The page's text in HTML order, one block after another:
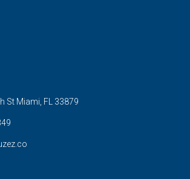
St Miami, FL 33879